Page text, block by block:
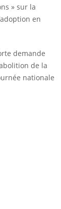
» sur la
en
demande
de la
nationale